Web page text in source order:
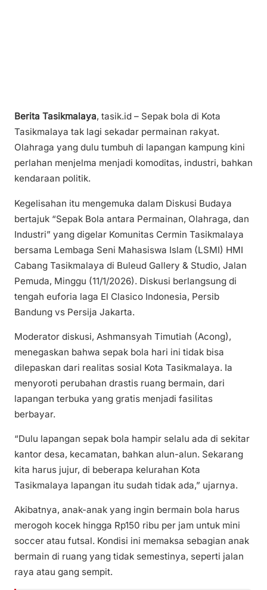
Berita Tasikmalaya, tasik.id – Sepak bola di Kota
Tasikmalaya tak lagi sekadar permainan rakyat.
Olahraga yang dulu tumbuh di lapangan kampung kini
perlahan menjelma menjadi komoditas, industri, bahkan
kendaraan politik.
Kegelisahan itu mengemuka dalam Diskusi Budaya
bertajuk “Sepak Bola antara Permainan, Olahraga, dan
Industri” yang digelar Komunitas Cermin Tasikmalaya
bersama Lembaga Seni Mahasiswa Islam (LSMI) HMI
Cabang Tasikmalaya di Buleud Gallery & Studio, Jalan
Pemuda, Minggu (11/1/2026). Diskusi berlangsung di
tengah euforia laga El Clasico Indonesia, Persib
Bandung vs Persija Jakarta.
Moderator diskusi, Ashmansyah Timutiah (Acong),
menegaskan bahwa sepak bola hari ini tidak bisa
dilepaskan dari realitas sosial Kota Tasikmalaya. Ia
menyoroti perubahan drastis ruang bermain, dari
lapangan terbuka yang gratis menjadi fasilitas
berbayar.
“Dulu lapangan sepak bola hampir selalu ada di sekitar
kantor desa, kecamatan, bahkan alun-alun. Sekarang
kita harus jujur, di beberapa kelurahan Kota
Tasikmalaya lapangan itu sudah tidak ada,” ujarnya.
Akibatnya, anak-anak yang ingin bermain bola harus
merogoh kocek hingga Rp150 ribu per jam untuk mini
soccer atau futsal. Kondisi ini memaksa sebagian anak
bermain di ruang yang tidak semestinya, seperti jalan
raya atau gang sempit.